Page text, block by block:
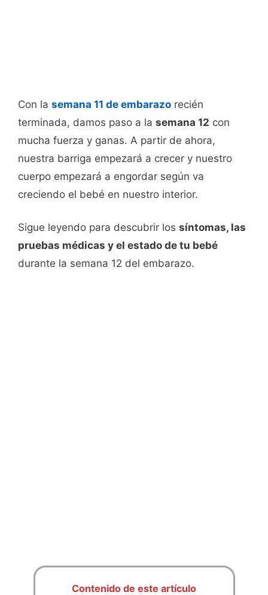
Con la semana 11 de embarazo recién
terminada, damos paso a la semana 12 con
mucha fuerza y ganas. A partir de ahora,
nuestra barriga empezará a crecer y nuestro
cuerpo empezará a engordar según va
creciendo el bebé en nuestro interior.
Sigue leyendo para descubrir los síntomas, las
pruebas médicas y el estado de tu bebé
durante la semana 12 del embarazo.
Contenido de este artículo